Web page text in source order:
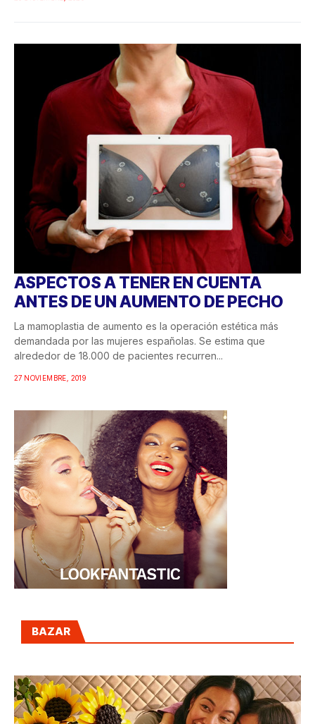
ASPECTOS A TENER EN CUENTA
ANTES DE UN AUMENTO DE PECHO
La mamoplastia de aumento es la operación estética más
demandada por las mujeres españolas. Se estima que
alrededor de 18.000 de pacientes recurren...
27 NOVIEMBRE, 2019
BAZAR